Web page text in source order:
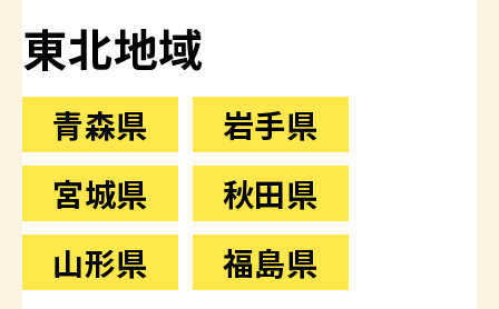
東北地域
青森県
岩手県
宮城県
秋田県
山形県
福島県